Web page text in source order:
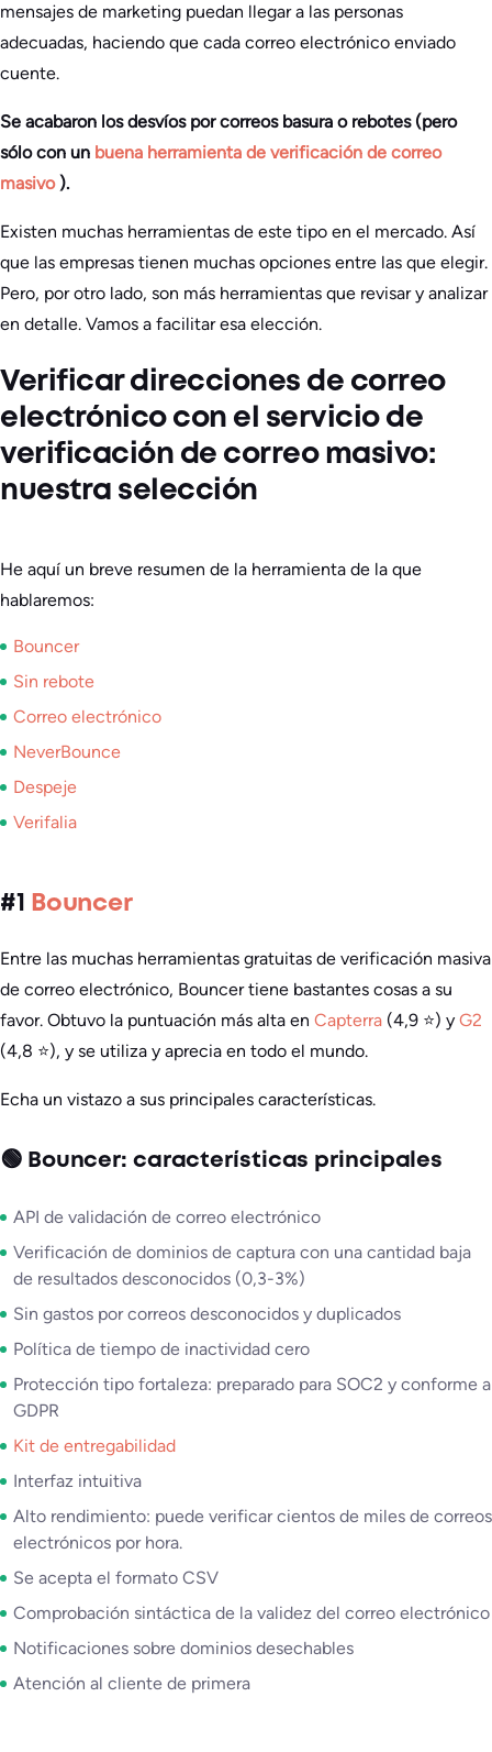
mensajes de marketing puedan llegar a las personas
adecuadas, haciendo que cada correo electrónico enviado
cuente.
Se acabaron los desvíos por correos basura o rebotes (pero
sólo con un buena herramienta de verificación de correo
masivo ).
Existen muchas herramientas de este tipo en el mercado. Así
que las empresas tienen muchas opciones entre las que elegir.
Pero, por otro lado, son más herramientas que revisar y analizar
en detalle. Vamos a facilitar esa elección.
Verificar direcciones de correo
electrónico con el servicio de
verificación de correo masivo:
nuestra selección
He aquí un breve resumen de la herramienta de la que
hablaremos:
Bouncer
Sin rebote
Correo electrónico
NeverBounce
Despeje
Verifalia
#1 Bouncer
Entre las muchas herramientas gratuitas de verificación masiva
de correo electrónico, Bouncer tiene bastantes cosas a su
favor. Obtuvo la puntuación más alta en Capterra (4,9 ⭐) y G2
(4,8 ⭐), y se utiliza y aprecia en todo el mundo.
Echa un vistazo a sus principales características.
🟢 Bouncer: características principales
API de validación de correo electrónico
Verificación de dominios de captura con una cantidad baja
de resultados desconocidos (0,3-3%)
Sin gastos por correos desconocidos y duplicados
Política de tiempo de inactividad cero
Protección tipo fortaleza: preparado para SOC2 y conforme a
GDPR
Kit de entregabilidad
Interfaz intuitiva
Alto rendimiento: puede verificar cientos de miles de correos
electrónicos por hora.
Se acepta el formato CSV
Comprobación sintáctica de la validez del correo electrónico
Notificaciones sobre dominios desechables
Atención al cliente de primera